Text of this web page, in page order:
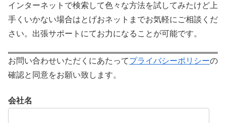
インターネットで検索して色々な方法を試してみたけど上
手くいかない場合はとげおネットまでお気軽にご相談くだ
さい。出張サポートにてお力になることが可能です。
お問い合わせいただくにあたってプライバシーポリシーの
確認と同意をお願い致します。
会社名